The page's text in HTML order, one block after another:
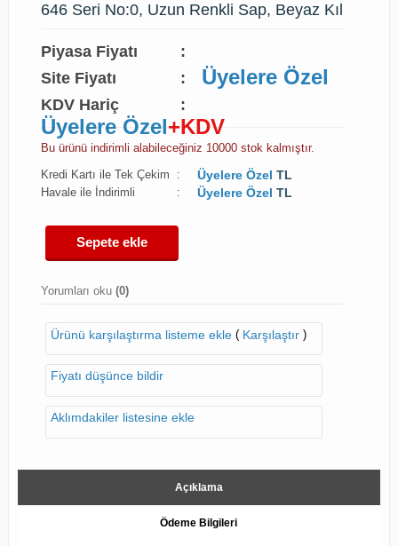
646 Seri No:0, Uzun Renkli Sap, Beyaz Kıl
Piyasa Fiyatı
:
Site Fiyatı
: Üyelere Özel
KDV Hariç :
Üyelere Özel+KDV
Bu ürünü indirimli alabileceğiniz 10000 stok kalmıştır.
Kredi Kartı ile Tek Çekim
: Üyelere Özel TL
Havale ile İndirimli : Üyelere Özel TL
Sepete ekle
Yorumları oku (0)
Ürünü karşılaştırma listeme ekle( Karşılaştır)
Fiyatı düşünce bildir
Aklımdakiler listesine ekle
Açıklama
Ödeme Bilgileri